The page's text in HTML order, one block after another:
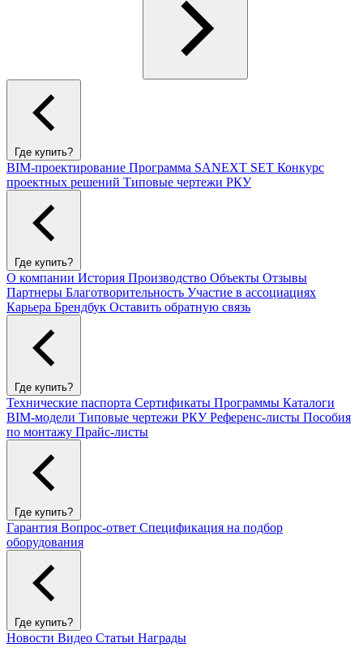
Где купить?
BIM-проектирование Программа SANEXT SET Конкурс
проектных решений Типовые чертежи РКУ
Где купить?
О компании История Производство Объекты Отзывы
Партнеры Благотворительность Участие в ассоциациях
Карьера Брендбук Оставить обратную связь
Где купить?
Технические паспорта Сертификаты Программы Каталоги
BIM-модели Типовые чертежи РКУРеференс-листы Пособия
по монтажу Прайс-листы
Где купить?
Гарантия Вопрос-ответ Спецификация на подбор
оборудования
Где купить?
Новости Видео Статьи Награды